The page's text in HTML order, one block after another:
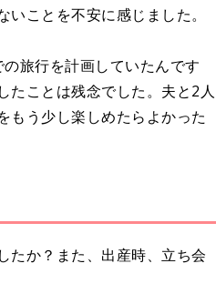
ことを不安に感じました。
旅行を計画していたんです
たことは残念でした。夫と2人
もう少し楽しめたらよかった
か？また、出産時、立ち会